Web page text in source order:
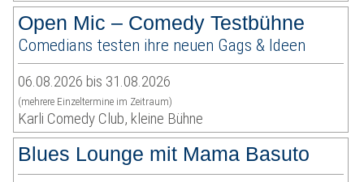
Open Mic – Comedy Testbühne
Comedians testen ihre neuen Gags & Ideen
06.08.2026 bis 31.08.2026
(mehrere Einzeltermine im Zeitraum)
Karli Comedy Club, kleine Bühne
Blues Lounge mit Mama Basuto